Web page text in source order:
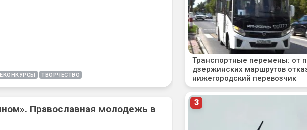
ТВОРЧЕСТВО
Православная молодежь в